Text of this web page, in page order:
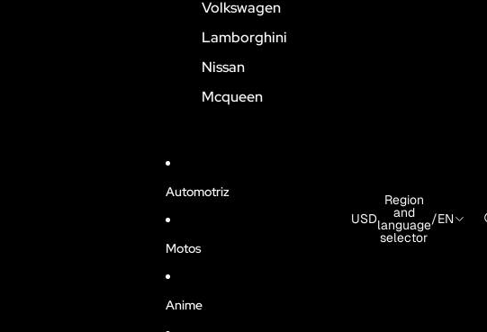
Volkswagen
Lamborghini
Nissan
Mcqueen
Automotriz
Motos
Anime
USD
Region
and
language
selector
/EN